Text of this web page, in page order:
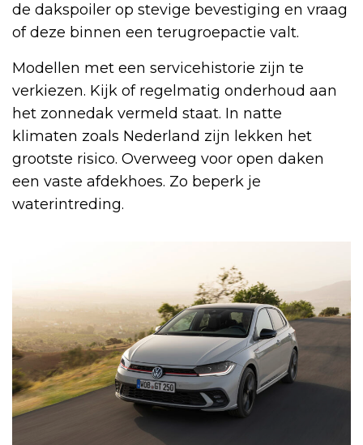
de dakspoiler op stevige bevestiging en vraag
of deze binnen een terugroepactie valt.
Modellen met een servicehistorie zijn te
verkiezen. Kijk of regelmatig onderhoud aan
het zonnedak vermeld staat. In natte
klimaten zoals Nederland zijn lekken het
grootste risico. Overweeg voor open daken
een vaste afdekhoes. Zo beperk je
waterintreding.